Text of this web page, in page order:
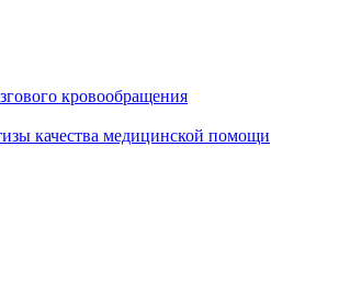
кровообращения
качества медицинской помощи